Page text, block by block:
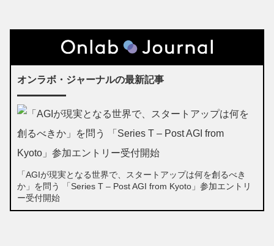
オンラボ・ジャーナルの最新記事
「AGIが現実となる世界で、スタートアップは何を創るべき
か」を問う 「Series T – Post AGI from Kyoto」参加エントリ
ー受付開始